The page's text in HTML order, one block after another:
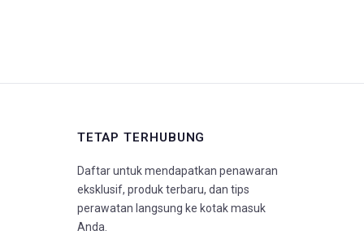
TETAP TERHUBUNG
Daftar untuk mendapatkan penawaran
eksklusif, produk terbaru, dan tips
perawatan langsung ke kotak masuk
Anda.